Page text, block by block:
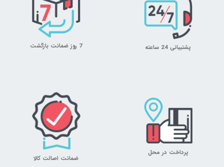
پشتیبانی 24 ساعته 7 روز ضمانت بازگشت
پرداخت در محل
ضمانت اصالت کالا